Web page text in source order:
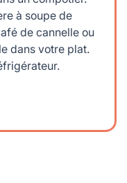
à soupe de
de cannelle ou
dans votre plat.